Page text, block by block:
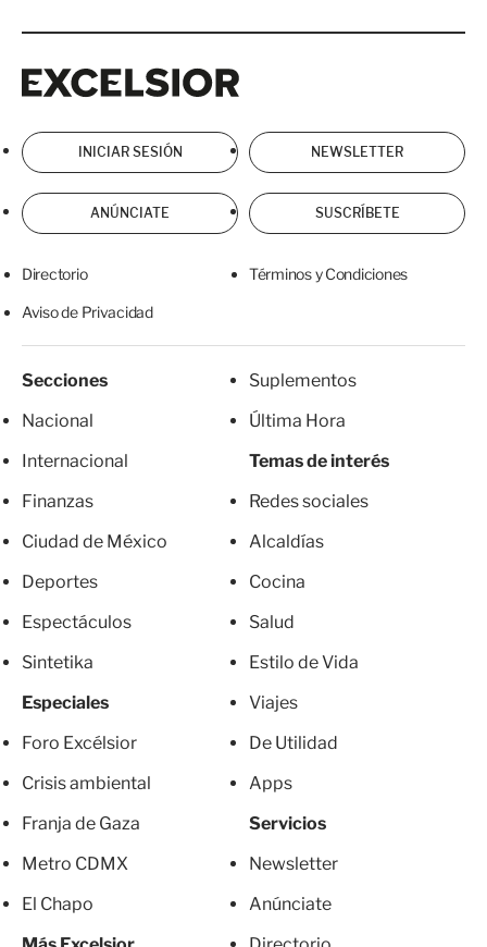
INICIAR SESIÓN NEWSLETTER
ANÚNCIATE SUSCRÍBETE
Directorio Términos y Condiciones
Aviso de Privacidad
Secciones
Nacional
Internacional
Finanzas
Ciudad de México
Deportes
Espectáculos
Sintetika
Especiales
Foro Excélsior
Crisis ambiental
Franja de Gaza
Metro CDMX
El Chapo
Suplementos
Última Hora
Temas de interés
Redes sociales
Alcaldías
Cocina
Salud
Estilo de Vida
Viajes
De Utilidad
Apps
Servicios
Newsletter
Anúnciate